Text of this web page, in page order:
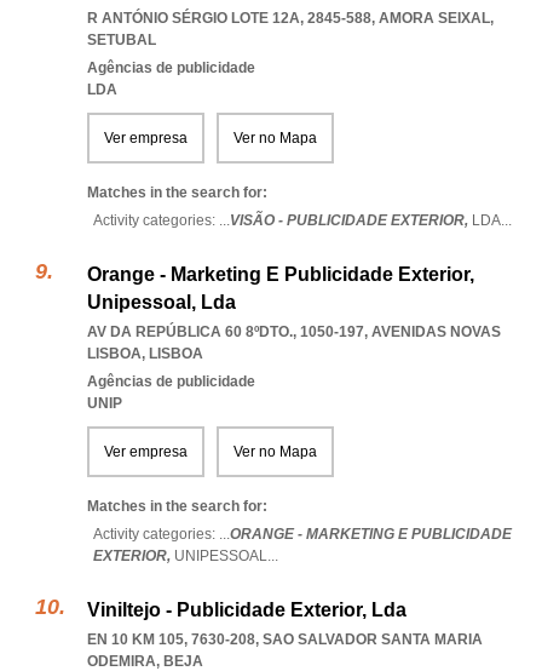
R ANTÓNIO SÉRGIO LOTE 12A, 2845-588, AMORA SEIXAL,
SETUBAL
Agências de publicidade
LDA
Ver empresa Ver no Mapa
Matches in the search for:
Activity categories: ...VISÃO - PUBLICIDADE EXTERIOR, LDA...
Orange - Marketing E Publicidade Exterior,
Unipessoal, Lda
AV DA REPÚBLICA 60 8ºDTO., 1050-197, AVENIDAS NOVAS
LISBOA, LISBOA
Agências de publicidade
UNIP
Ver empresa Ver no Mapa
Matches in the search for:
Activity categories: ...ORANGE - MARKETING E PUBLICIDADE
EXTERIOR, UNIPESSOAL...
Viniltejo - Publicidade Exterior, Lda
EN 10 KM 105, 7630-208, SAO SALVADOR SANTA MARIA
ODEMIRA, BEJA